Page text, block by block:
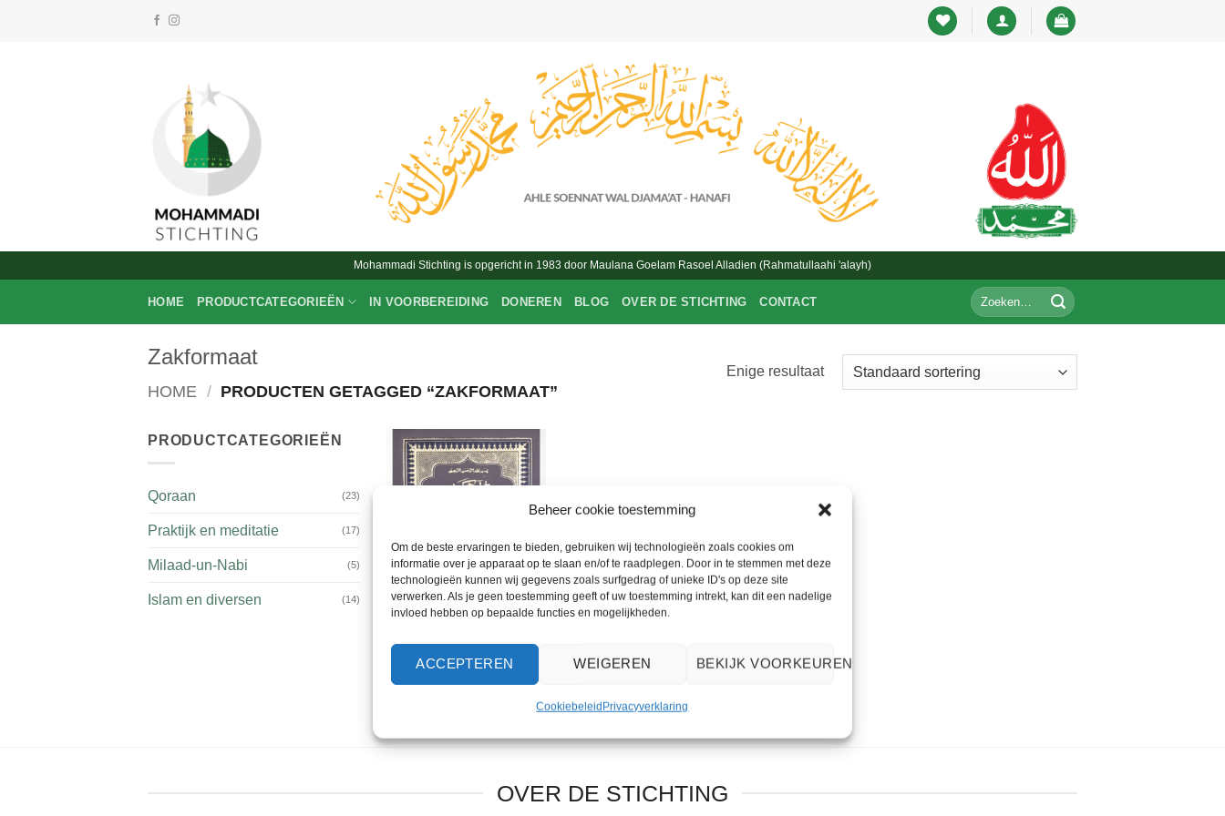
Beheer cookie toestemming
Om de beste ervaringen te bieden, gebruiken wij technologieën zoals cookies om
informatie over je apparaat op te slaan en/of te raadplegen. Door in te stemmen met deze
technologieën kunnen wij gegevens zoals surfgedrag of unieke ID's op deze site
verwerken. Als je geen toestemming geeft of uw toestemming intrekt, kan dit een nadelige
invloed hebben op bepaalde functies en mogelijkheden.
ACCEPTEREN WEIGEREN BEKIJK VOORKEUREN
CookiebeleidPrivacyverklaring
HOME PRODUCTCATEGORIEËN IN VOORBEREIDING DONEREN BLOG OVER DE STICHTING CONTACT
Zoeken
naar:
Mohammadi Stichting is opgericht in 1983 door Maulana Goelam Rasoel Alladien (Rahmatullaahi 'alayh)
Zakformaat
HOME / PRODUCTEN GETAGGED “ZAKFORMAAT”
Enige resultaat
PRODUCTCATEGORIEËN
Qoraan (23)
Praktijk en meditatie (17)
Milaad-un-Nabi (5)
Islam en diversen (14)
Toevoegen
Qoraan Arabisch-
Nederlands (pocket)
€
OVER DE STICHTING